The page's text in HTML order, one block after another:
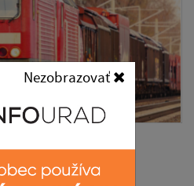
Nezobrazovať
dopravy na trati
Lipníky